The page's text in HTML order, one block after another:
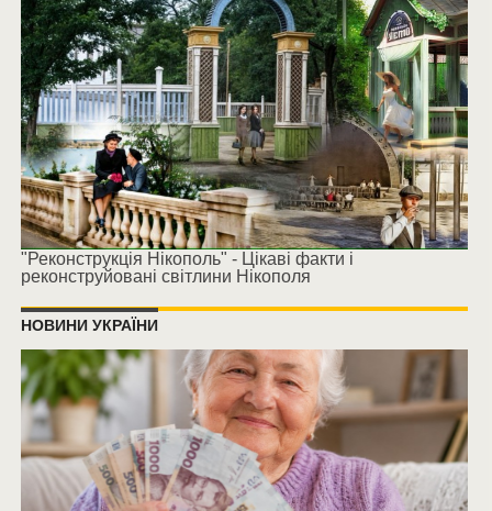
"Реконструкція Нікополь" - Цікаві факти і
реконструйовані світлини Нікополя
НОВИНИ УКРАЇНИ